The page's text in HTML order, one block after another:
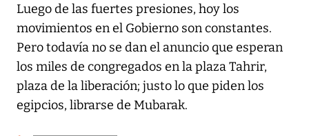
Luego de las fuertes presiones, hoy los
movimientos en el Gobierno son constantes.
Pero todavía no se dan el anuncio que esperan
los miles de congregados en la plaza Tahrir,
plaza de la liberación; justo lo que piden los
egipcios, librarse de Mubarak.